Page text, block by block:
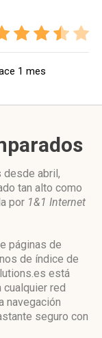
1 mes
abril,
tan alto como
por 1&1 Internet
páginas de
de índice de
está
cualquier red
navegación
seguro con